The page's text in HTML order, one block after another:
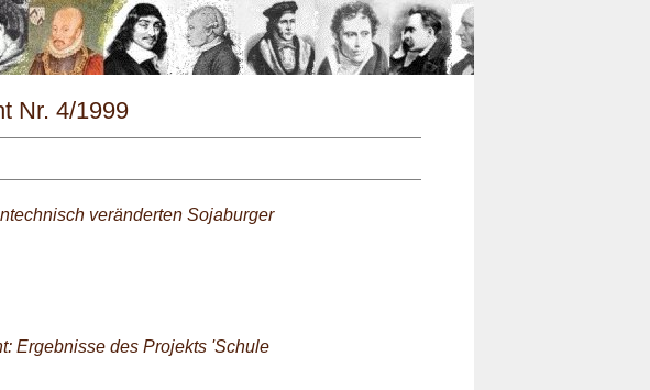
Nr. 4/1999
veränderten Sojaburger
Ergebnisse des Projekts 'Schule